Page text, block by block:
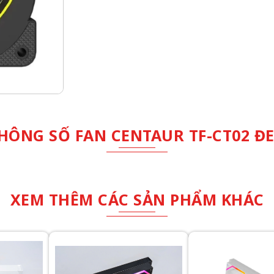
SỐ FAN CENTAUR TF-CT02
XEM THÊM CÁC SẢN PHẨM KHÁC